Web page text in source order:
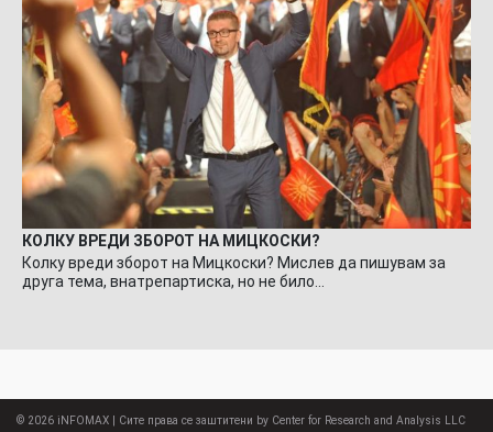
КОЛКУ ВРЕДИ ЗБОРОТ НА МИЦКОСКИ?
Колку вреди зборот на Мицкоски? Мислев да пишувам за
друга тема, внатрепартиска, но не било…
© 2026 iNFOMAX | Сите права се заштитени by Center for Research and Analysis LLC